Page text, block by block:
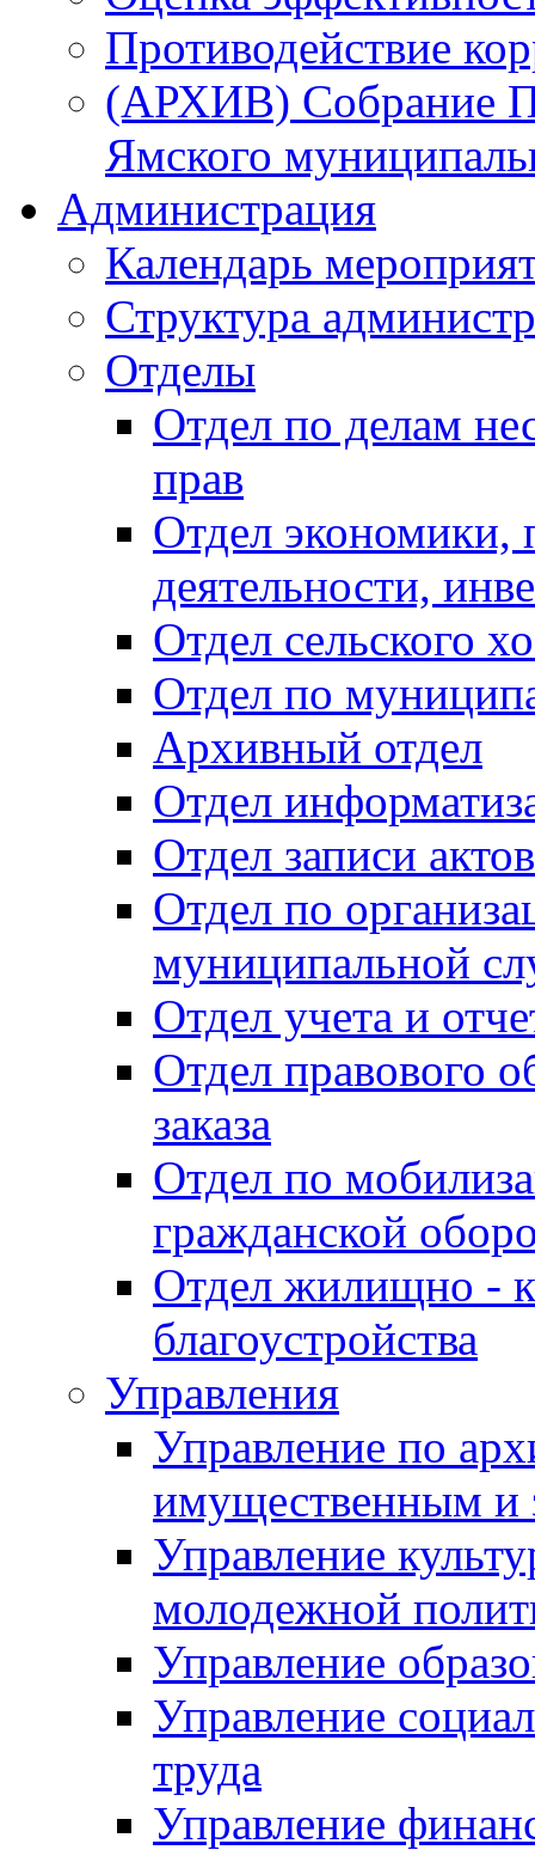
Противодействие
(АРХИВ) Собрание
Ямского
Администрация
Календарь
Структура
Отделы
Отдел по делам
прав
Отдел экономики,
деятельности,
Отдел сельского
Отдел по
Архивный отдел
Отдел
Отдел записи
Отдел по
муниципальной
Отдел учета и
Отдел правового
заказа
Отдел по
гражданской
Отдел жилищно -
благоустройства
Управления
Управление по
имущественным и
Управление
молодежной
Управление
Управление
труда
Управление